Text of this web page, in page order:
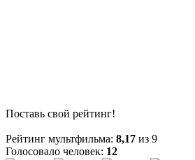
Поставь свой рейтинг!
Рейтинг мультфильма: 8,17 из 9
Голосовало человек: 12